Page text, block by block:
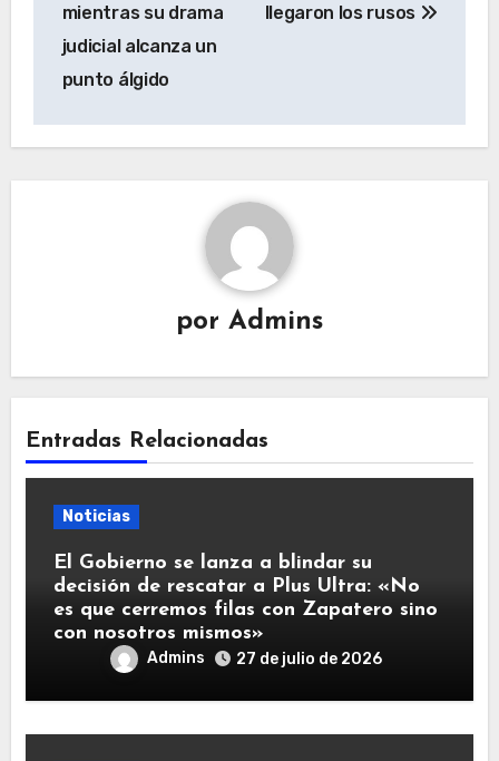
mientras su drama
judicial alcanza un
punto álgido
llegaron los rusos
por Admins
Entradas Relacionadas
Noticias
El Gobierno se lanza a blindar su
decisión de rescatar a Plus Ultra: «No
es que cerremos filas con Zapatero sino
con nosotros mismos»
Admins 27 de julio de 2026